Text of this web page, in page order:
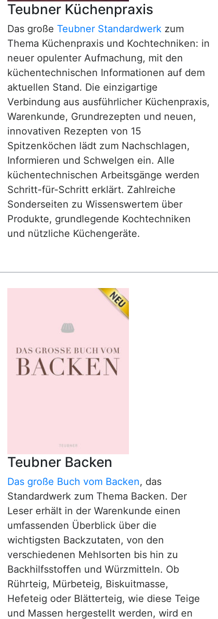
Teubner Küchenpraxis
Das große Teubner Standardwerk zum
Thema Küchenpraxis und Kochtechniken: in
neuer opulenter Aufmachung, mit den
küchentechnischen Informationen auf dem
aktuellen Stand. Die einzigartige
Verbindung aus ausführlicher Küchenpraxis,
Warenkunde, Grundrezepten und neuen,
innovativen Rezepten von 15
Spitzenköchen lädt zum Nachschlagen,
Informieren und Schwelgen ein. Alle
küchentechnischen Arbeitsgänge werden
Schritt-für-Schritt erklärt. Zahlreiche
Sonderseiten zu Wissenswertem über
Produkte, grundlegende Kochtechniken
und nützliche Küchengeräte.
Teubner Backen
Das große Buch vom Backen, das
Standardwerk zum Thema Backen. Der
Leser erhält in der Warenkunde einen
umfassenden Überblick über die
wichtigsten Backzutaten, von den
verschiedenen Mehlsorten bis hin zu
Backhilfsstoffen und Würzmitteln. Ob
Rührteig, Mürbeteig, Biskuitmasse,
Hefeteig oder Blätterteig, wie diese Teige
und Massen hergestellt werden, wird en